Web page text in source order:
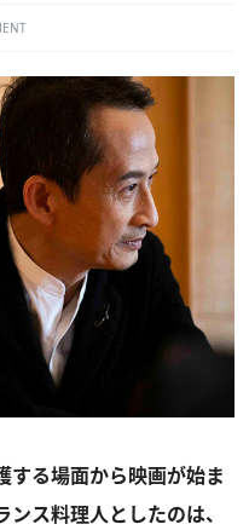
る場面から映画が始ま
ス料理人としたのは、